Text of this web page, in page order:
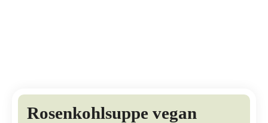
Rosenkohlsuppe vegan